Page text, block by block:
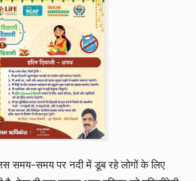
समय-समय पर नदी में डूब रहे लोगों के लिए